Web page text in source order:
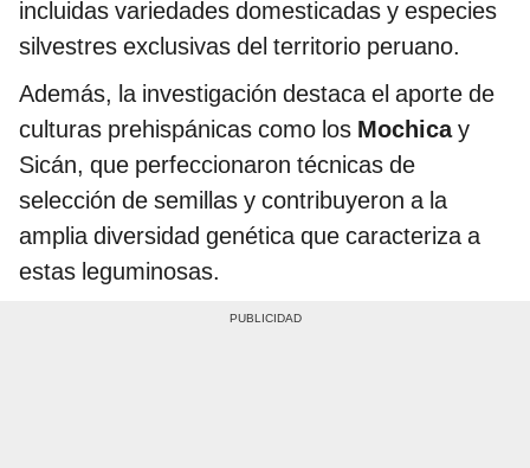
incluidas variedades domesticadas y especies
silvestres exclusivas del territorio peruano.
Además, la investigación destaca el aporte de
culturas prehispánicas como los Mochicay
Sicán, que perfeccionaron técnicas de
selección de semillas y contribuyeron a la
amplia diversidad genética que caracteriza a
estas leguminosas.